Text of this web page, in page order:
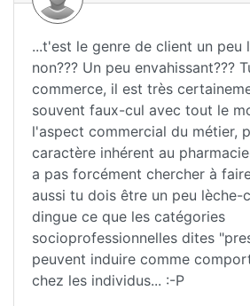
...t'est le genre de client un peu
non??? Un peu envahissant???
commerce, il est très
souvent faux-cul avec tout le
l'aspect commercial du métier,
caractère inhérent au
a pas forcément chercher à
aussi tu dois être un peu lèche-
dingue ce que les catégories
socioprofessionnelles dites
peuvent induire comme
chez les individus... :-P